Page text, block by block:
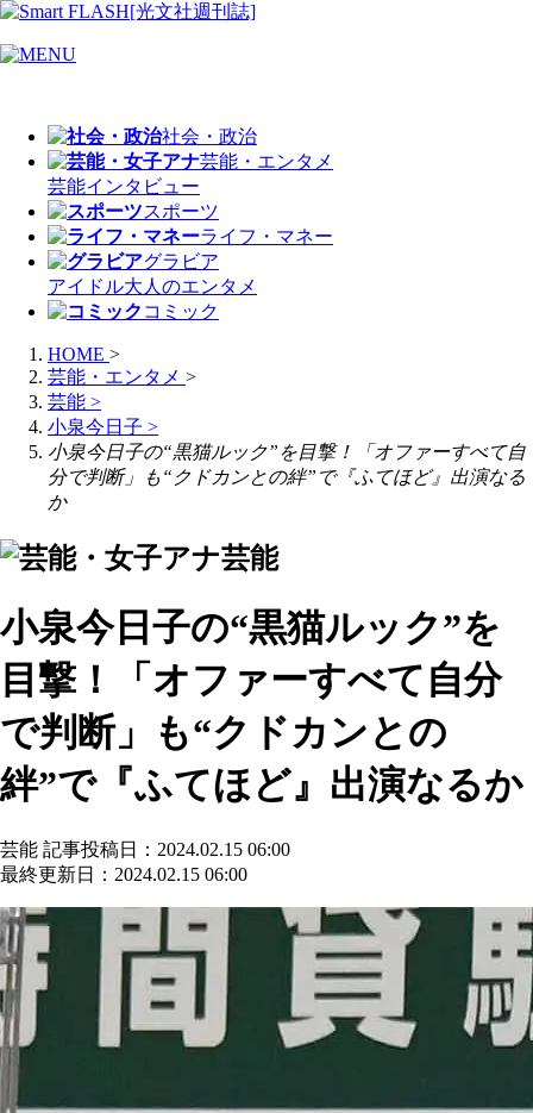
社会・政治
芸能・エンタメ
芸能インタビュー
スポーツ
ライフ・マネー
グラビア
アイドル大人のエンタメ
コミック
HOME >
芸能・エンタメ >
芸能 >
小泉今日子 >
小泉今日子の“黒猫ルック”を目撃！「オファーすべて自
分で判断」も“クドカンとの絆”で『ふてほど』出演なる
か
芸能
小泉今日子の“黒猫ルック”を
目撃！「オファーすべて自分
で判断」も“クドカンとの
絆”で『ふてほど』出演なるか
芸能 記事投稿日：2024.02.15 06:00
最終更新日：2024.02.15 06:00